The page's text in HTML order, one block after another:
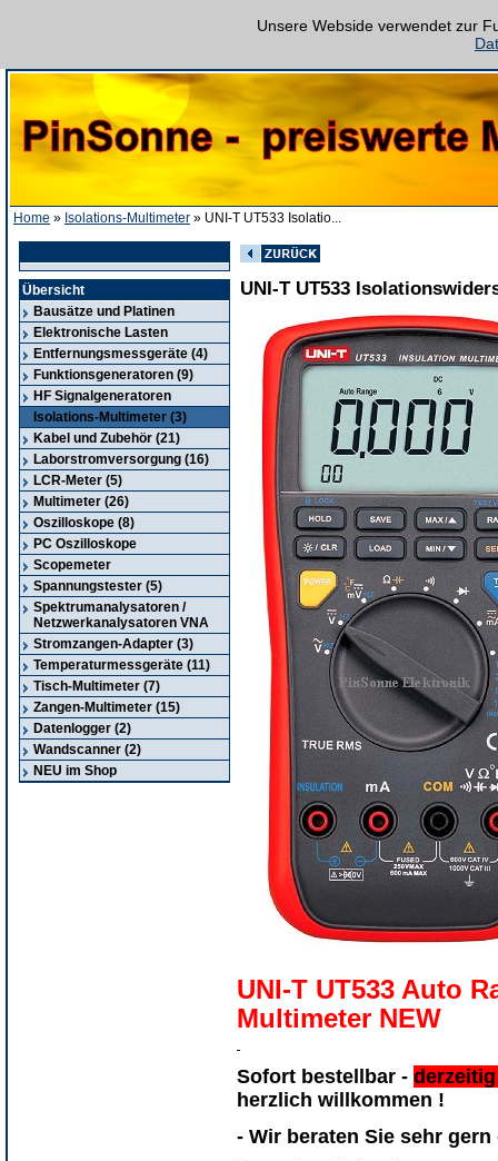
Home » Isolations-Multimeter » UNI-T UT533 Isolatio...
Unsere Webside verwendet zur
Übersicht
Bausätze und Platinen
Elektronische Lasten
Entfernungsmessgeräte (4)
Funktionsgeneratoren (9)
HF Signalgeneratoren
Isolations-Multimeter (3)
Kabel und Zubehör (21)
Laborstromversorgung (16)
LCR-Meter (5)
Multimeter (26)
Oszilloskope (8)
PC Oszilloskope
Scopemeter
Spannungstester (5)
Spektrumanalysatoren /
Netzwerkanalysatoren VNA
Stromzangen-Adapter (3)
Temperaturmessgeräte (11)
Tisch-Multimeter (7)
Zangen-Multimeter (15)
Datenlogger (2)
Wandscanner (2)
NEU im Shop
UNI-T UT533
UNI-T UT533 Auto
Multimeter NEW
Sofort bestellbar -
herzlich willkommen !
- Wir beraten Sie sehr gern